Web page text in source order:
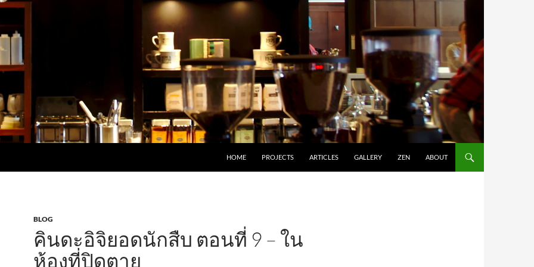
HOME PROJECTS ARTICLES GALLERY ZEN ABOUT
BLOG
คินดะอิจิยอดนักสืบ ตอนที่ 9 – ใน
ห้องที่ปิดตาย